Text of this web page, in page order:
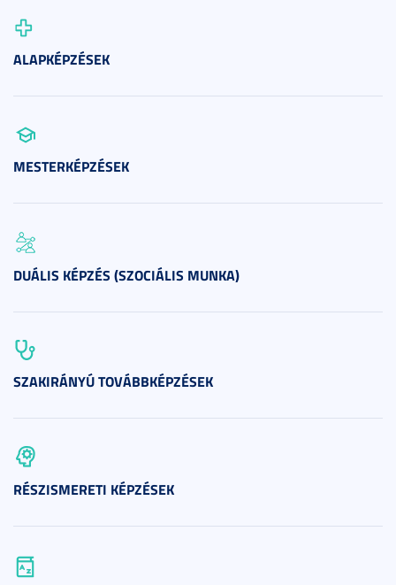
ALAPKÉPZÉSEK
MESTERKÉPZÉSEK
DUÁLIS KÉPZÉS (SZOCIÁLIS MUNKA)
SZAKIRÁNYÚ TOVÁBBKÉPZÉSEK
RÉSZISMERETI KÉPZÉSEK